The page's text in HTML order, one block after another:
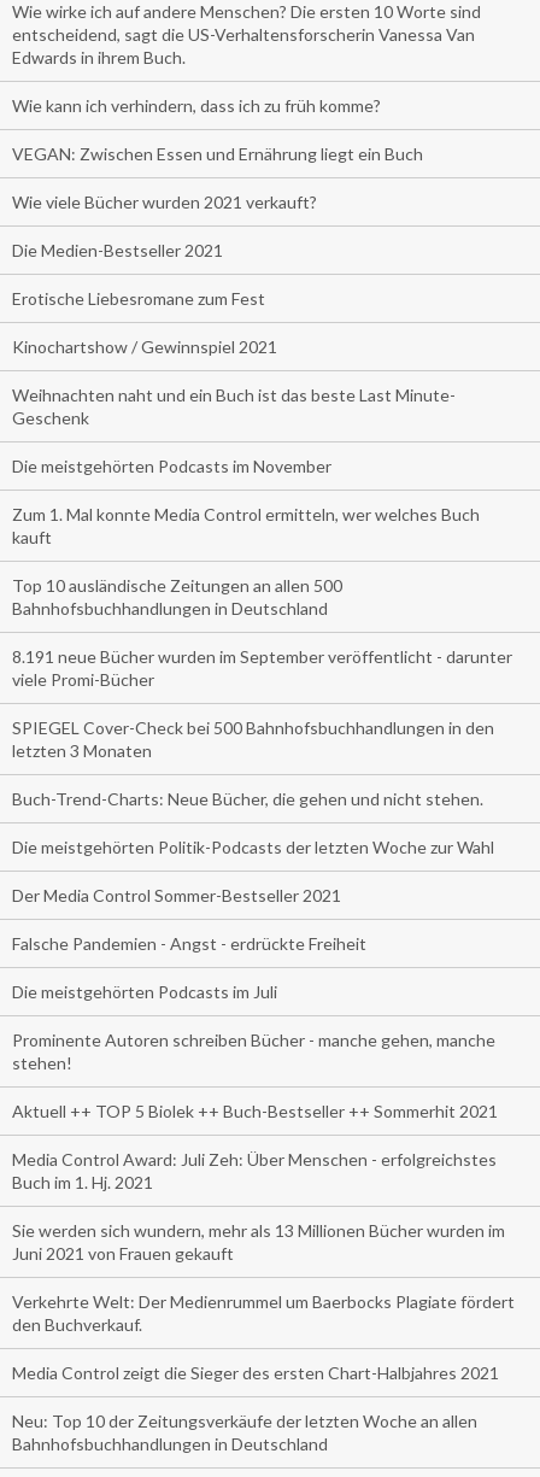
Wie wirke ich auf andere Menschen? Die ersten 10 Worte sind
entscheidend, sagt die US-Verhaltensforscherin Vanessa Van
Edwards in ihrem Buch.
Wie kann ich verhindern, dass ich zu früh komme?
VEGAN: Zwischen Essen und Ernährung liegt ein Buch
Wie viele Bücher wurden 2021 verkauft?
Die Medien-Bestseller 2021
Erotische Liebesromane zum Fest
Kinochartshow / Gewinnspiel 2021
Weihnachten naht und ein Buch ist das beste Last Minute-
Geschenk
Die meistgehörten Podcasts im November
Zum 1. Mal konnte Media Control ermitteln, wer welches Buch
kauft
Top 10 ausländische Zeitungen an allen 500
Bahnhofsbuchhandlungen in Deutschland
8.191 neue Bücher wurden im September veröffentlicht - darunter
viele Promi-Bücher
SPIEGEL Cover-Check bei 500 Bahnhofsbuchhandlungen in den
letzten 3 Monaten
Buch-Trend-Charts: Neue Bücher, die gehen und nicht stehen.
Die meistgehörten Politik-Podcasts der letzten Woche zur Wahl
Der Media Control Sommer-Bestseller 2021
Falsche Pandemien - Angst - erdrückte Freiheit
Die meistgehörten Podcasts im Juli
Prominente Autoren schreiben Bücher - manche gehen, manche
stehen!
Aktuell ++ TOP 5 Biolek ++ Buch-Bestseller ++ Sommerhit 2021
Media Control Award: Juli Zeh: Über Menschen - erfolgreichstes
Buch im 1. Hj. 2021
Sie werden sich wundern, mehr als 13 Millionen Bücher wurden im
Juni 2021 von Frauen gekauft
Verkehrte Welt: Der Medienrummel um Baerbocks Plagiate fördert
den Buchverkauf.
Media Control zeigt die Sieger des ersten Chart-Halbjahres 2021
Neu: Top 10 der Zeitungsverkäufe der letzten Woche an allen
Bahnhofsbuchhandlungen in Deutschland